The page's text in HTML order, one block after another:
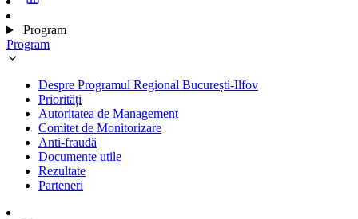
Program
Program
Despre Programul Regional București-Ilfov
Priorități
Autoritatea de Management
Comitet de Monitorizare
Anti-fraudă
Documente utile
Rezultate
Parteneri